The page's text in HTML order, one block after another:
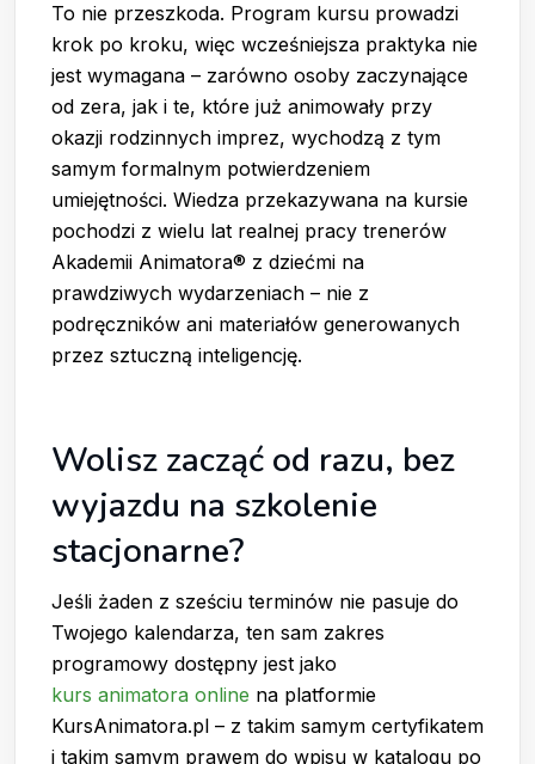
To nie przeszkoda. Program kursu prowadzi
krok po kroku, więc wcześniejsza praktyka nie
jest wymagana – zarówno osoby zaczynające
od zera, jak i te, które już animowały przy
okazji rodzinnych imprez, wychodzą z tym
samym formalnym potwierdzeniem
umiejętności. Wiedza przekazywana na kursie
pochodzi z wielu lat realnej pracy trenerów
Akademii Animatora® z dziećmi na
prawdziwych wydarzeniach – nie z
podręczników ani materiałów generowanych
przez sztuczną inteligencję.
Wolisz zacząć od razu, bez
wyjazdu na szkolenie
stacjonarne?
Jeśli żaden z sześciu terminów nie pasuje do
Twojego kalendarza, ten sam zakres
programowy dostępny jest jako
kurs animatora online na platformie
KursAnimatora.pl – z takim samym certyfikatem
i takim samym prawem do wpisu w katalogu po